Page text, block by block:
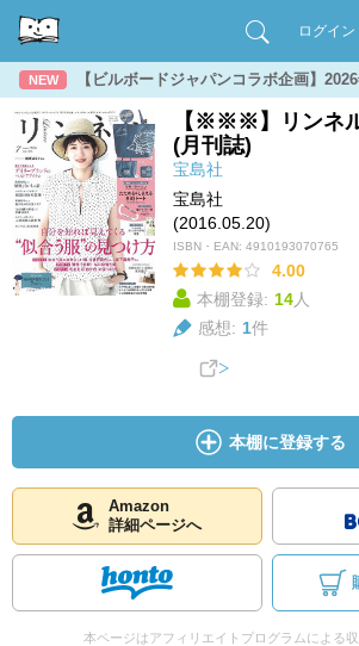
ログイン
NEW 【ビルボードジャパンコラボ企画】
【※※※】リンネ
(月刊誌)
宝島社
宝島社
(2016.05.20)
ISBN・EAN: 4910193070765
4.00
本棚登録: 14人
感想: 1件
本棚に登録する
Amazon
詳細ページへ
本ページはアフィリエイトプログラムによる